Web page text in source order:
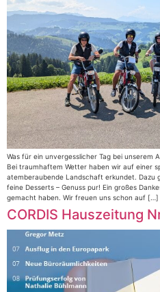
Was für ein unvergesslicher Tag bei unserem
Bei traumhaftem Wetter haben wir auf einer
atemberaubende Landschaft erkundet. Dazu
feine Desserts – Genuss pur! Ein großes
gemacht haben. Wir freuen uns schon auf […]
CORDIS Hauszeitung